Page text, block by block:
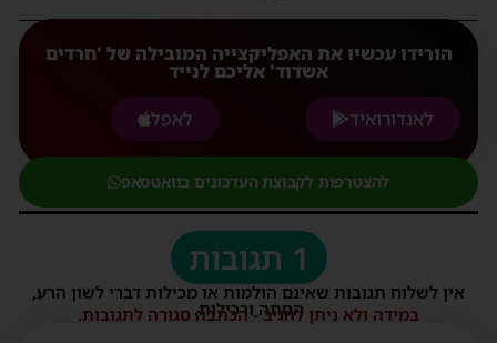
הורידו עכשיו את האפליקצייה המובילה של 'חרדים
אשדוד' אליכם לנייד
לאנדורואיד
לאפל
להצטרפות לקבוצת העדכונים בוואטסאפ
1 תגובות
אין לשלוח תגובות שאינם הולמות או מכילות דברי לשון הרע,
הסתה ורכילות.
במידה ולא ניתן להגיב - הכתבה סגורה לתגובות.